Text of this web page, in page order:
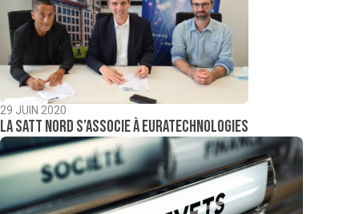
29 JUIN 2020
La Satt Nord s’associe à EuraTechnologies